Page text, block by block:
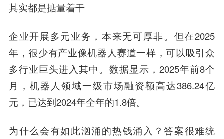
其实都是掂量着干
企业开展多元业务，本来无可厚非。但在2025
年，很少有产业像机器人赛道一样，可以吸引众
多行业巨头进入其中。数据显示，2025年前8个
月，机器人领域一级市场融资额高达386.24亿
元，已达到2024年全年的1.8倍。
为什么会有如此汹涌的热钱涌入？答案很难统